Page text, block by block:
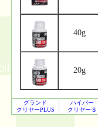
40g
20g
グランド
クリヤーPLUS
ハイパー
クリヤーＳ